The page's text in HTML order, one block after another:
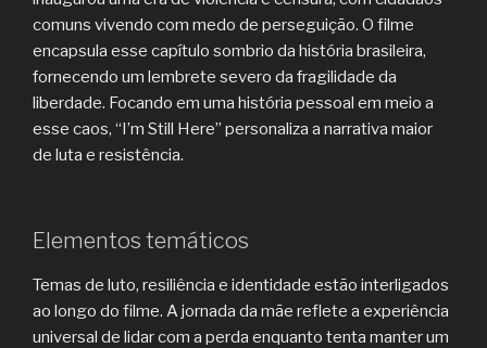
comuns vivendo com medo de perseguição. O filme
encapsula esse capítulo sombrio da história brasileira,
fornecendo um lembrete severo da fragilidade da
liberdade. Focando em uma história pessoal em meio a
esse caos, “I’m Still Here” personaliza a narrativa maior
de luta e resistência.
Elementos temáticos
Temas de luto, resiliência e identidade estão interligados
ao longo do filme. A jornada da mãe reflete a experiência
universal de lidar com a perda enquanto tenta manter um